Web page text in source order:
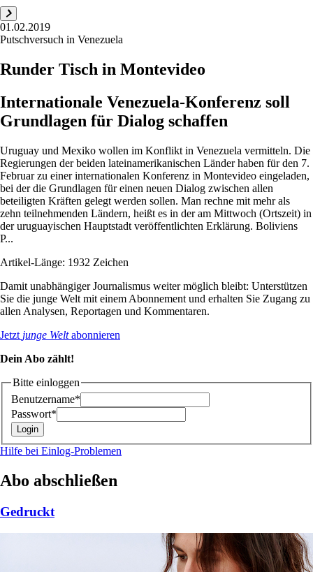
01.02.2019
Putschversuch in Venezuela
Runder Tisch in Montevideo
Internationale Venezuela-Konferenz soll
Grundlagen für Dialog schaffen
Uruguay und Mexiko wollen im Konflikt in Venezuela vermitteln. Die
Regierungen der beiden lateinamerikanischen Länder haben für den 7.
Februar zu einer internationalen Konferenz in Montevideo eingeladen,
bei der die Grundlagen für einen neuen Dialog zwischen allen
beteiligten Kräften gelegt werden sollen. Man rechne mit mehr als
zehn teilnehmenden Ländern, heißt es in der am Mittwoch (Ortszeit) in
der uru­guayischen Hauptstadt veröffentlichten Erklärung. Boliviens
P...
Artikel-Länge: 1932 Zeichen
Damit unabhängiger Journalismus weiter möglich bleibt: Unterstützen
Sie die junge Welt mit einem Abonnement und erhalten Sie Zugang zu
allen Analysen, Reportagen und Kommentaren.
Jetzt junge Weltabonnieren
Dein Abo zählt!
Bitte einloggen
Benutzername*
Passwort*
Hilfe bei Einlog-Problemen
Abo abschließen
Gedruckt